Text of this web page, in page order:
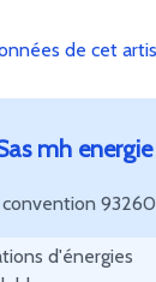
de cet
mh energie
93260
d'énergies